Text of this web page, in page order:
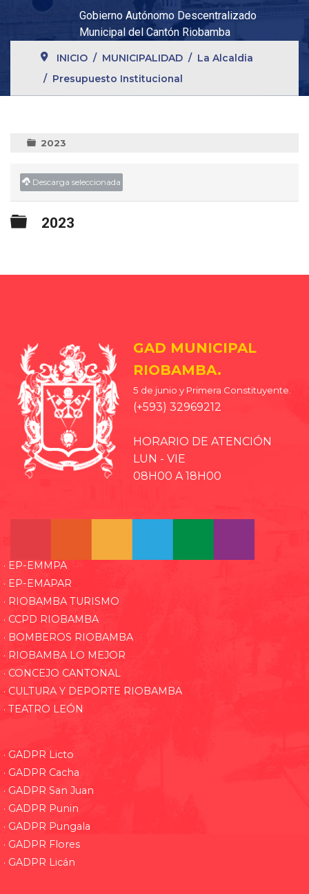
Gobierno Autónomo Descentralizado
Municipal del Cantón Riobamba
INICIO MUNICIPALIDAD
La Alcaldia
Presupuesto Institucional
2023
Descarga seleccionada
Carpeta
2023
GAD MUNICIPAL
RIOBAMBA.
5 de junio y Primera Constituyente.
(+593) 32969212
HORARIO DE ATENCIÓN
LUN - VIE
08H00 A 18H00
· EP-EMMPA
· EP-EMAPAR
· RIOBAMBA TURISMO
· CCPD RIOBAMBA
· BOMBEROS RIOBAMBA
· RIOBAMBA LO MEJOR
· CONCEJO CANTONAL
· CULTURA Y DEPORTE RIOBAMBA
· TEATRO LEÓN
· GADPR Licto
· GADPR Cacha
· GADPR San Juan
· GADPR Punin
· GADPR Pungala
· GADPR Flores
· GADPR Licán